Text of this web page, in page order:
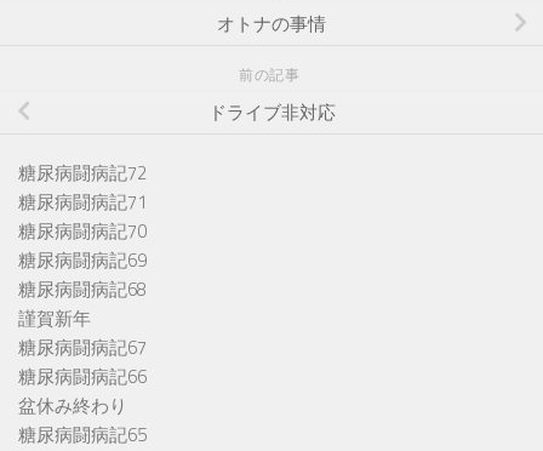
オトナの事情
前の記事
ドライブ非対応
糖尿病闘病記72
糖尿病闘病記71
糖尿病闘病記70
糖尿病闘病記69
糖尿病闘病記68
謹賀新年
糖尿病闘病記67
糖尿病闘病記66
盆休み終わり
糖尿病闘病記65